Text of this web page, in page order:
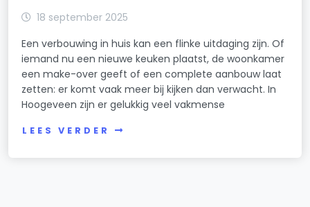
18 september 2025
Een verbouwing in huis kan een flinke uitdaging zijn. Of
iemand nu een nieuwe keuken plaatst, de woonkamer
een make-over geeft of een complete aanbouw laat
zetten: er komt vaak meer bij kijken dan verwacht. In
Hoogeveen zijn er gelukkig veel vakmense
LEES VERDER